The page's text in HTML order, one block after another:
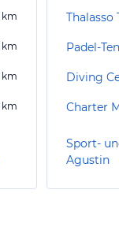
km
km
km
km
Thalasso
Charter
Sport-
Agustin